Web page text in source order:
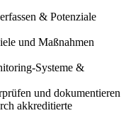
& Potenziale
und Maßnahmen
Systeme &
und dokumentieren
akkreditierte